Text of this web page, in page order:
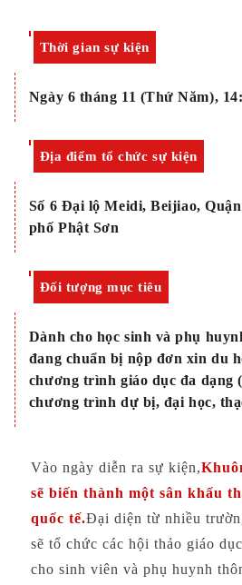
Thời gian sự kiện
Ngày 6 tháng 11 (Thứ Năm),
Địa điểm tổ chức sự kiện
Số 6 Đại lộ Meidi, Beijiao,
phố Phật Sơn
Đối tượng mục tiêu
Dành cho học sinh và phụ
đang chuẩn bị nộp đơn xin du
chương trình giáo dục đa dạng
chương trình dự bị, đại học,
Vào ngày diễn ra sự kiện,
sẽ biến thành một sân khấu
quốc tế.Đại diện từ nhiều
sẽ tổ chức các hội thảo giáo
cho sinh viên và phụ huynh